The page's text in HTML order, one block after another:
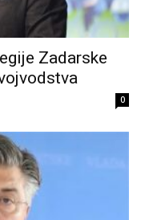
Zadarske
0